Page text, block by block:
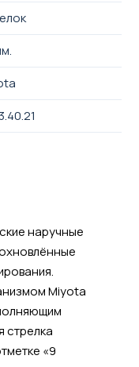
наручные
Miyota
стрелка
«9